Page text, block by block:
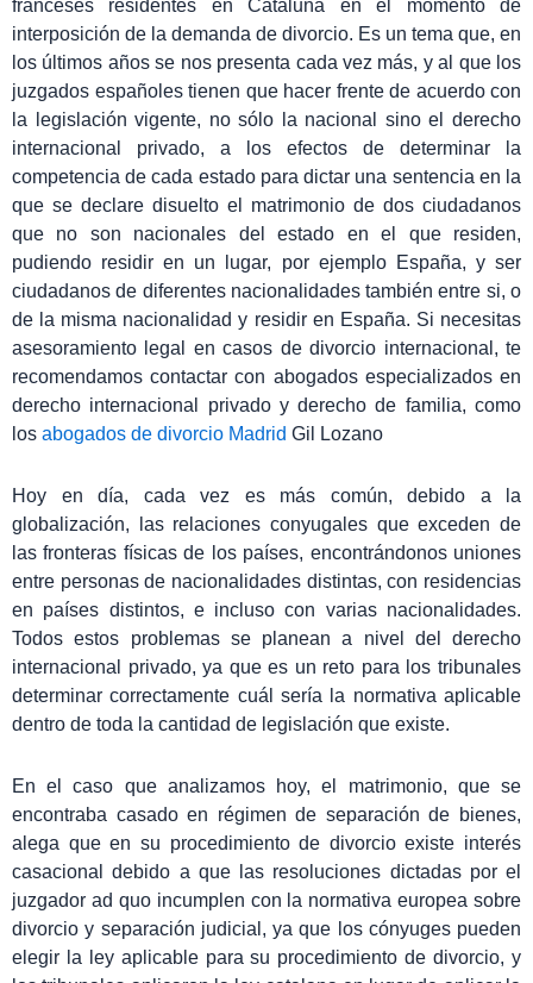
franceses residentes en Cataluña en el momento de
interposición de la demanda de divorcio. Es un tema que, en
los últimos años se nos presenta cada vez más, y al que los
juzgados españoles tienen que hacer frente de acuerdo con
la legislación vigente, no sólo la nacional sino el derecho
internacional privado, a los efectos de determinar la
competencia de cada estado para dictar una sentencia en la
que se declare disuelto el matrimonio de dos ciudadanos
que no son nacionales del estado en el que residen,
pudiendo residir en un lugar, por ejemplo España, y ser
ciudadanos de diferentes nacionalidades también entre si, o
de la misma nacionalidad y residir en España. Si necesitas
asesoramiento legal en casos de divorcio internacional, te
recomendamos contactar con abogados especializados en
derecho internacional privado y derecho de familia, como
los abogados de divorcio Madrid Gil Lozano
Hoy en día, cada vez es más común, debido a la
globalización, las relaciones conyugales que exceden de
las fronteras físicas de los países, encontrándonos uniones
entre personas de nacionalidades distintas, con residencias
en países distintos, e incluso con varias nacionalidades.
Todos estos problemas se planean a nivel del derecho
internacional privado, ya que es un reto para los tribunales
determinar correctamente cuál sería la normativa aplicable
dentro de toda la cantidad de legislación que existe.
En el caso que analizamos hoy, el matrimonio, que se
encontraba casado en régimen de separación de bienes,
alega que en su procedimiento de divorcio existe interés
casacional debido a que las resoluciones dictadas por el
juzgador ad quo incumplen con la normativa europea sobre
divorcio y separación judicial, ya que los cónyuges pueden
elegir la ley aplicable para su procedimiento de divorcio, y